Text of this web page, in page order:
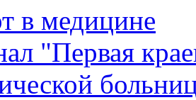
в медицине
"Первая